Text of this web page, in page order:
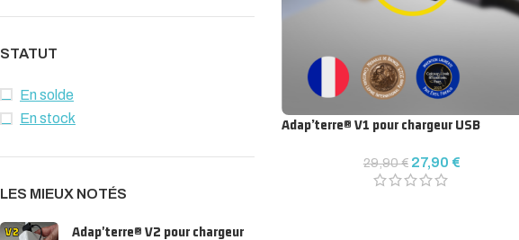
STATUT
En solde
En stock
LES MIEUX NOTÉS
Adap'terre® V2 pour chargeur
Adap’terre® V1 pour chargeur USB
29,90€ 27,90 €